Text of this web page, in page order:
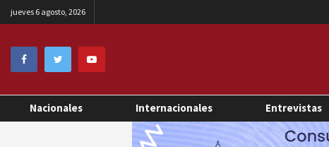
jueves 6 agosto, 2026
Nacionales Internacionales Entrevistas